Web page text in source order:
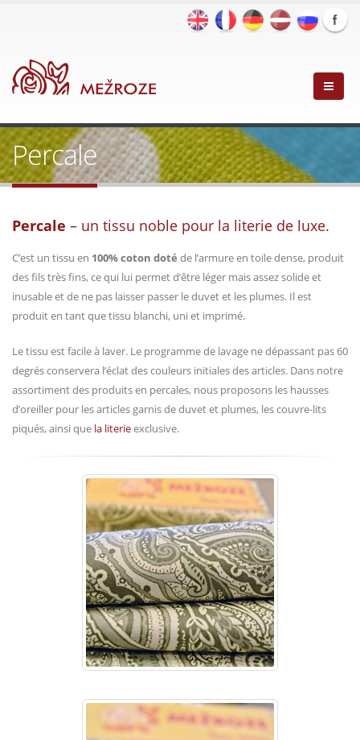
Percale
Percale – un tissu noble pour la literie de luxe.
C’est un tissu en 100% coton doté de l’armure en toile dense, produit
des fils très fins, ce qui lui permet d’être léger mais assez solide et
inusable et de ne pas laisser passer le duvet et les plumes. Il est
produit en tant que tissu blanchi, uni et imprimé.
Le tissu est facile à laver. Le programme de lavage ne dépassant pas 60
degrés conservera l’éclat des couleurs initiales des articles. Dans notre
assortiment des produits en percales, nous proposons les hausses
d’oreiller pour les articles garnis de duvet et plumes, les couvre-lits
piqués, ainsi que la literieexclusive.